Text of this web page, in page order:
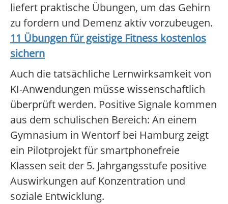
liefert praktische Übungen, um das Gehirn
zu fordern und Demenz aktiv vorzubeugen.
11 Übungen für geistige Fitness kostenlos
sichern
Auch die tatsächliche Lernwirksamkeit von
KI-Anwendungen müsse wissenschaftlich
überprüft werden. Positive Signale kommen
aus dem schulischen Bereich: An einem
Gymnasium in Wentorf bei Hamburg zeigt
ein Pilotprojekt für smartphonefreie
Klassen seit der 5. Jahrgangsstufe positive
Auswirkungen auf Konzentration und
soziale Entwicklung.